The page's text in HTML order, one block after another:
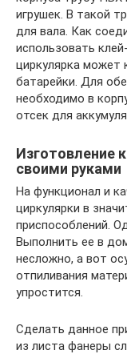
игрушек. В такой
для вала. Как
использовать
циркулярка может
батарейки. Для
необходимо в
отсек для
Изготовление
своими руками
На функционал и
циркулярки в
приспособлений.
Выполнить ее в
несложно, а вот
отпиливания
упростится.
Сделать данное
из листа фанеры